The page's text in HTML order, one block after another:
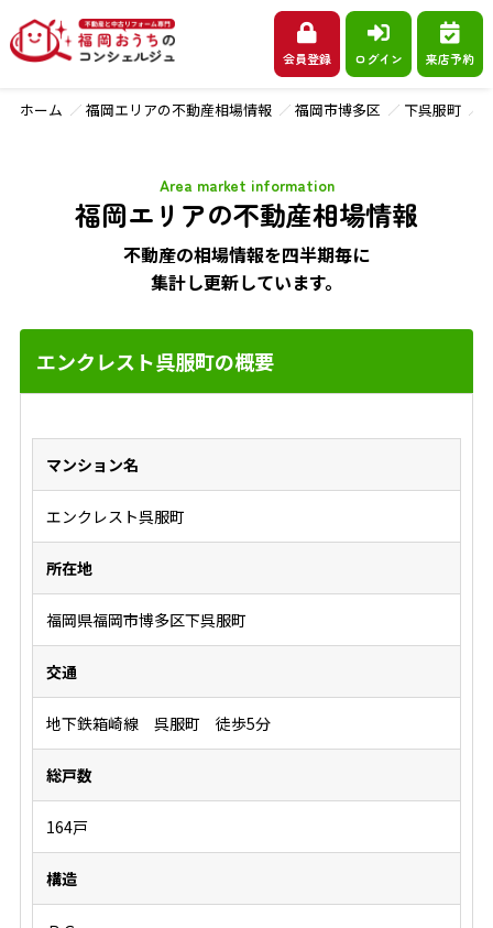
会員登録 ログイン 来店予約
ホーム 福岡エリアの不動産相場情報 福岡市博多区 下呉服町
福岡エリアの不動産相場情報
Area market information
不動産の相場情報を四半期毎に
集計し更新しています。
エンクレスト呉服町の概要
マンション名
エンクレスト呉服町
所在地
福岡県福岡市博多区下呉服町
交通
地下鉄箱崎線 呉服町 徒歩5分
総戸数
164戸
構造